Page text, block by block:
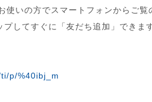
使いの方でスマートフォンからご覧
プしてすぐに「友だち追加」できま
p/%40ibj_m